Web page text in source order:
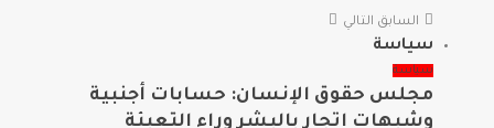
السابق التالي
سياسة
سياسة
مجلس حقوق الإنسان: حسابات أجنبية
وشبهات اتجار بالبشر وراء التعبئة